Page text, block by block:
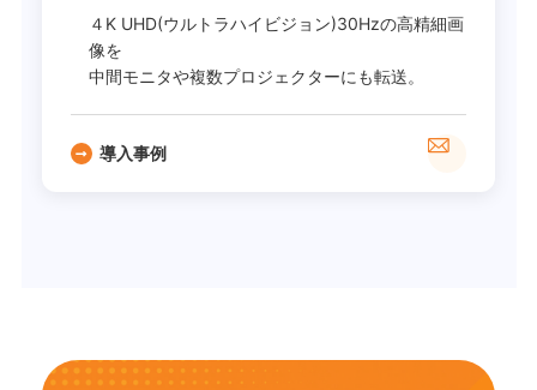
４K UHD(ウルトラハイビジョン)30Hzの高精細画
像を
中間モニタや複数プロジェクターにも転送。
導入事例